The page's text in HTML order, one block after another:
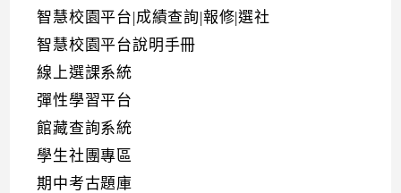
智慧校園平台|成績查詢|報修|選社
智慧校園平台說明手冊
線上選課系統
彈性學習平台
館藏查詢系統
學生社團專區
期中考古題庫